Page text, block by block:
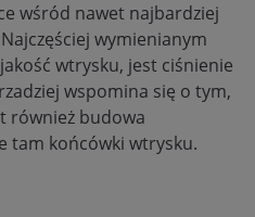
wśród nawet najbardziej
wymienianym
wtrysku, jest ciśnienie
wspomina się o tym,
również budowa
tam końcówki wtrysku.